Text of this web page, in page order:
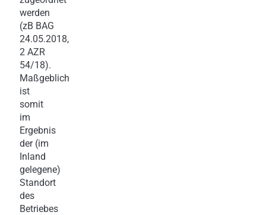
werden
(zB BAG
24.05.2018,
2 AZR
54/18).
Maßgeblich
ist
somit
im
Ergebnis
der (im
Inland
gelegene)
Standort
des
Betriebes